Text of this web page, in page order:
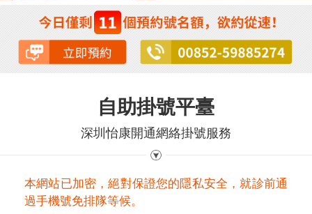
自助掛號平臺
深圳怡康開通網絡掛號服務
本網站已加密，絕對保證您的隱私安全，就診前通
過手機號免排隊等候。